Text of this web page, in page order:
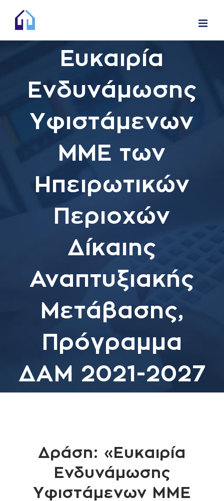
content
Ευκαιρία
Ενδυνάμωσης
Υφιστάμενων
ΜΜΕ των
Ηπειρωτικών
Περιοχών
Δίκαιης
Αναπτυξιακής
Μετάβασης,
Πρόγραμμα
ΔΑΜ 2021-2027
Δράση: «Ευκαιρία
Ενδυνάμωσης
Υφιστάμενων ΜΜΕ